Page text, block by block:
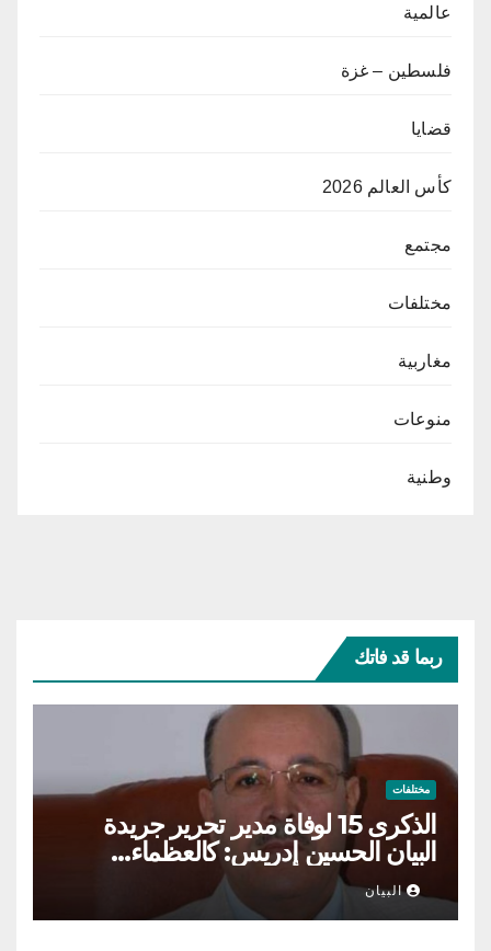
عالمية
فلسطين – غزة
قضايا
كأس العالم 2026
مجتمع
مختلفات
مغاربية
منوعات
وطنية
ربما قد فاتك
مختلفات
الذكرى 15 لوفاة مدير تحرير جريدة
البيان الحسين إدريس: كالعظماء…
عاش شامخا ورحل واقفا
البيان